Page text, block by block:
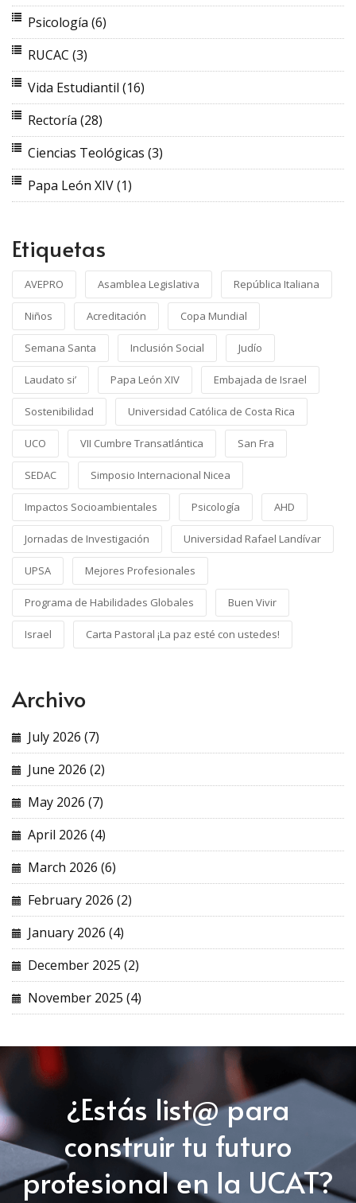
Psicología (6)
RUCAC (3)
Vida Estudiantil (16)
Rectoría (28)
Ciencias Teológicas (3)
Papa León XIV(1)
Etiquetas
AVEPRO Asamblea Legislativa República Italiana
Niños Acreditación Copa Mundial
Semana Santa Inclusión Social Judío
Laudato si’ Papa León XIV Embajada de Israel
Sostenibilidad Universidad Católica de Costa Rica
UCO VII Cumbre Transatlántica San Fra
SEDAC Simposio Internacional Nicea
Impactos Socioambientales Psicología AHD
Jornadas de Investigación Universidad Rafael Landívar
UPSA Mejores Profesionales
Programa de Habilidades Globales Buen Vivir
Israel Carta Pastoral ¡La paz esté con ustedes!
Archivo
July 2026 (7)
June 2026 (2)
May 2026 (7)
April 2026 (4)
March 2026 (6)
February 2026 (2)
January 2026 (4)
December 2025 (2)
November 2025 (4)
¿Estás list@ para
construir tu futuro
profesional en la UCAT?